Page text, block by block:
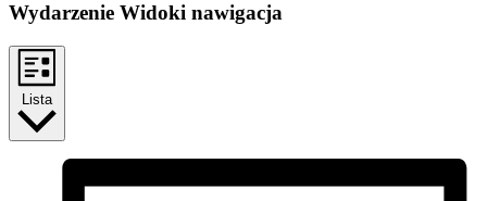
Wydarzenie Widoki nawigacja
Lista